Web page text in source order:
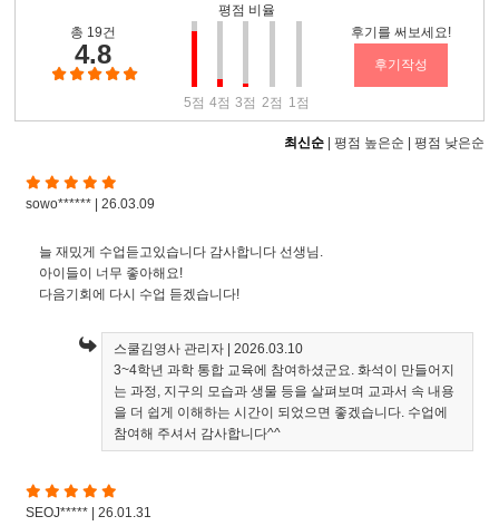
총 19건
4.8
평점 비율
5점 4점 3점 2점 1점
후기를 써보세요!
후기작성
최신순| 평점 높은순 | 평점 낮은순
sowo****** | 26.03.09
늘 재밌게 수업듣고있습니다 감사합니다 선생님.
아이들이 너무 좋아해요!
다음기회에 다시 수업 듣겠습니다!
스쿨김영사 관리자| 2026.03.10
3~4학년 과학 통합 교육에 참여하셨군요. 화석이 만들어지
는 과정, 지구의 모습과 생물 등을 살펴보며 교과서 속 내용
을 더 쉽게 이해하는 시간이 되었으면 좋겠습니다. 수업에
참여해 주셔서 감사합니다^^
SEOJ***** | 26.01.31